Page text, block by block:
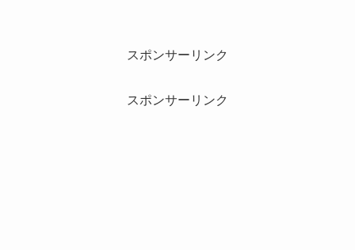
スポンサーリンク
スポンサーリンク